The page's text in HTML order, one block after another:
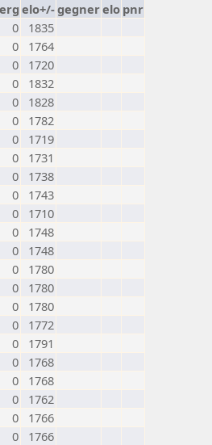
erg elo+/-gegnerelo pnr
0
1835
0
1764
0
1720
0
1832
0
1828
0
1782
0
1719
0
1731
0
1738
0
1743
0
1710
0
1748
0
1748
0
1780
0
1780
0
1780
0
1772
0
1791
0
1768
0
1768
0
1762
0
1766
0
1766